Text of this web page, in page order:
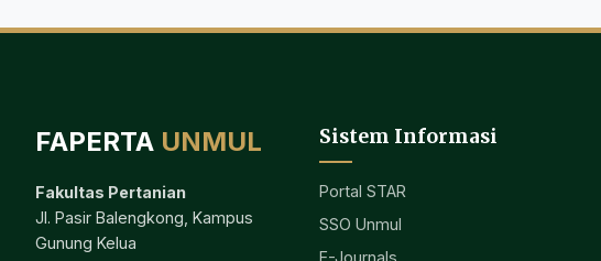
FAPERTA UNMUL
Fakultas Pertanian
Jl. Pasir Balengkong, Kampus
Gunung Kelua
Sistem Informasi
Portal STAR
SSO Unmul